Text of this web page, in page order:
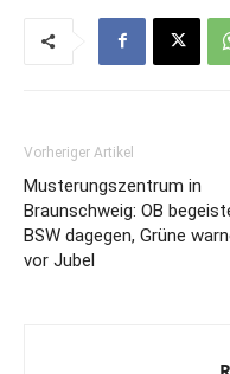
Vorheriger Artikel
Musterungszentrum in
Braunschweig: OB
BSW dagegen, Grüne
vor Jubel